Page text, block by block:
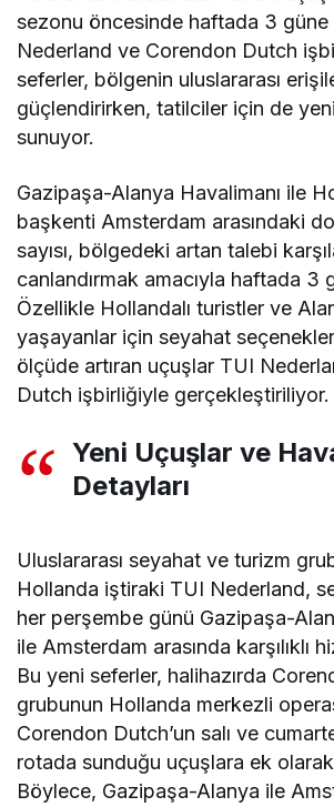
sezonu öncesinde haftada 3 güne
Nederland ve Corendon Dutch
seferler, bölgenin uluslararası
güçlendirirken, tatilciler için de
sunuyor.
Gazipaşa-Alanya Havalimanı ile
başkenti Amsterdam arasındaki
sayısı, bölgedeki artan talebi
canlandırmak amacıyla haftada 3
Özellikle Hollandalı turistler ve
yaşayanlar için seyahat
ölçüde artıran uçuşlar TUI
Dutch işbirliğiyle gerçekleştiriliyor.
Yeni Uçuşlar ve
Detayları
Uluslararası seyahat ve turizm
Hollanda iştiraki TUI Nederland,
her perşembe günü Gazipaşa-
ile Amsterdam arasında karşılıklı
Bu yeni seferler, halihazırda
grubunun Hollanda merkezli
Corendon Dutch’un salı ve
rotada sunduğu uçuşlara ek olarak
Böylece, Gazipaşa-Alanya ile